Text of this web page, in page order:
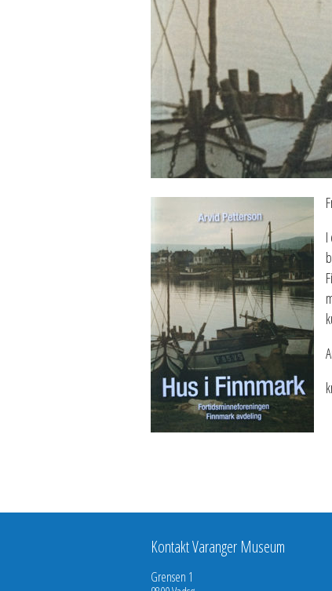
I
Kontakt Varanger Museum
Grensen 1